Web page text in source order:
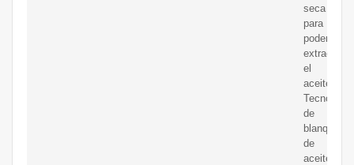
seca
para
poder
extraer
el
aceite.
Tecnología
de
de
aceite